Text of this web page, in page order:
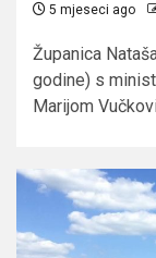
5 mjeseci ago
Županica
godine) s
Marijom